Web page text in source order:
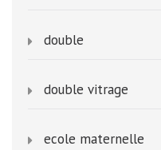
double
double vitrage
ecole maternelle